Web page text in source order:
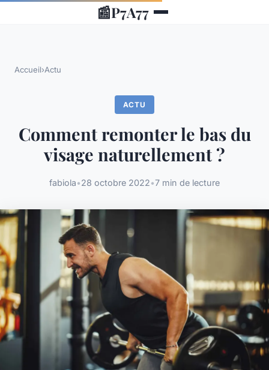
📰P7A77
Accueil›Actu
ACTU
Comment remonter le bas du
visage naturellement ?
fabiola•28 octobre 2022•7 min de lecture